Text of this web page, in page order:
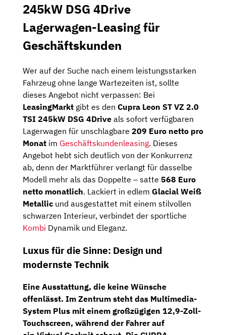
245kW DSG 4Drive
Lagerwagen-Leasing für
Geschäftskunden
Wer auf der Suche nach einem leistungsstarken
Fahrzeug ohne lange Wartezeiten ist, sollte
dieses Angebot nicht verpassen: Bei
LeasingMarkt gibt es den Cupra Leon ST VZ 2.0
TSI 245kW DSG 4Drive als sofort verfügbaren
Lagerwagen für unschlagbare 209 Euro netto pro
Monat im Geschäftskundenleasing. Dieses
Angebot hebt sich deutlich von der Konkurrenz
ab, denn der Marktführer verlangt für dasselbe
Modell mehr als das Doppelte – satte 568 Euro
netto monatlich. Lackiert in edlem Glacial Weiß
Metallic und ausgestattet mit einem stilvollen
schwarzen Interieur, verbindet der sportliche
Kombi Dynamik und Eleganz.
Luxus für die Sinne: Design und
modernste Technik
Eine Ausstattung, die keine Wünsche
offenlässt. Im Zentrum steht das Multimedia-
System Plus mit einem großzügigen 12,9-Zoll-
Touchscreen, während der Fahrer auf